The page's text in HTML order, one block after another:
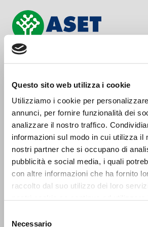
Questo sito web utilizza i cookie
Utilizziamo i cookie per
annunci, per fornire funzionalità dei
analizzare il nostro traffico.
informazioni sul modo in cui utilizza il
nostri partner che si occupano di
pubblicità e social media, i quali
con altre informazioni che ha fornito
raccolto dal suo utilizzo dei loro
Necessario
Login
Per accedere al portale inserire username e
Premere il tasto 'Registrati' per
Il servizio “sportello Web TARI” sarà
Integrato e per quanto già registrato in
Benvenuto nel nuovo
Per accedere è necessario effettuare una
Verrà richiesto il codice di servizio